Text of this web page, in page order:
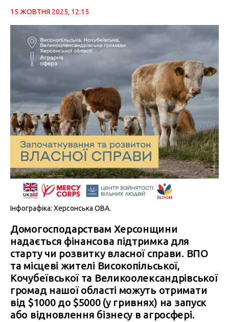
15 ЖОВТНЯ 2025, 12:15
Інфографіка: Херсонська ОВА.
Домогосподарствам Херсонщини
надається фінансова підтримка для
старту чи розвитку власної справи. ВПО
та місцеві жителі Високопільської,
Кочубеївської та Великоолександрівської
громад нашої області можуть отримати
від $1000 до $5000 (у гривнях) на запуск
або відновлення бізнесу в агросфері.